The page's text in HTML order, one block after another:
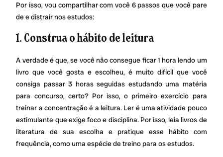
Por isso, vou compartilhar com você 6 passos que você pare
de e distrair nos estudos:
1. Construa o hábito de leitura
A verdade é que, se você não consegue ficar 1 hora lendo um
livro que você gosta e escolheu, é muito difícil que você
consiga passar 3 horas seguidas estudando uma matéria
para concurso, certo? Por isso, o primeiro exercício para
treinar a concentração é a leitura. Ler é uma atividade pouco
estimulante que exige foco e disciplina. Por isso, leia livros de
literatura de sua escolha e pratique esse hábito com
frequência, como uma espécie de treino para os estudos.